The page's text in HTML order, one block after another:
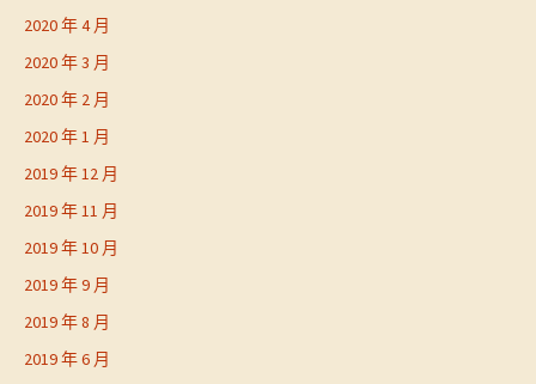
2020 年 4 月
2020 年 3 月
2020 年 2 月
2020 年 1 月
2019 年 12 月
2019 年 11 月
2019 年 10 月
2019 年 9 月
2019 年 8 月
2019 年 6 月